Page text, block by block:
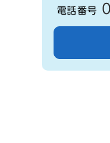
電話番号